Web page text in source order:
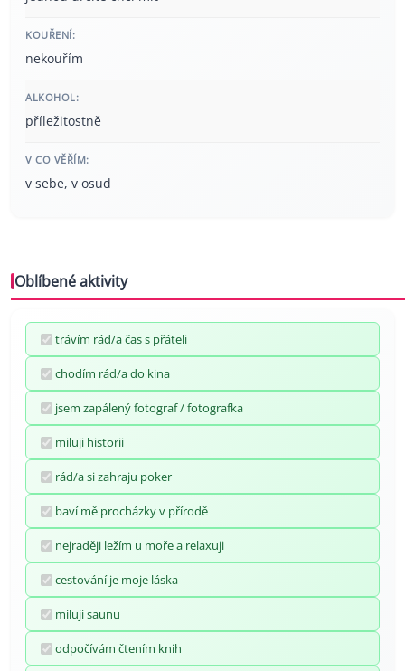
KOUŘENÍ:
nekouřím
ALKOHOL:
příležitostně
V CO VĚŘÍM:
v sebe, v osud
Oblíbené aktivity
trávím rád/a čas s přáteli
chodím rád/a do kina
jsem zapálený fotograf / fotografka
miluji historii
rád/a si zahraju poker
baví mě procházky v přírodě
nejraději ležím u moře a relaxuji
cestování je moje láska
miluji saunu
odpočívám čtením knih